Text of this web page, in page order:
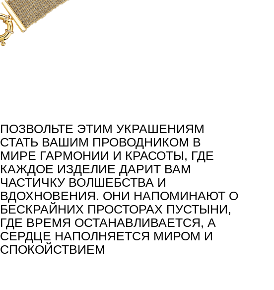
ПОЗВОЛЬТЕ ЭТИМ УКРАШЕНИЯМ
СТАТЬ ВАШИМ ПРОВОДНИКОМ В
МИРЕ ГАРМОНИИ И КРАСОТЫ, ГДЕ
КАЖДОЕ ИЗДЕЛИЕ ДАРИТ ВАМ
ЧАСТИЧКУ ВОЛШЕБСТВА И
ВДОХНОВЕНИЯ. ОНИ НАПОМИНАЮТ О
БЕСКРАЙНИХ ПРОСТОРАХ ПУСТЫНИ,
ГДЕ ВРЕМЯ ОСТАНАВЛИВАЕТСЯ, А
СЕРДЦЕ НАПОЛНЯЕТСЯ МИРОМ И
СПОКОЙСТВИЕМ